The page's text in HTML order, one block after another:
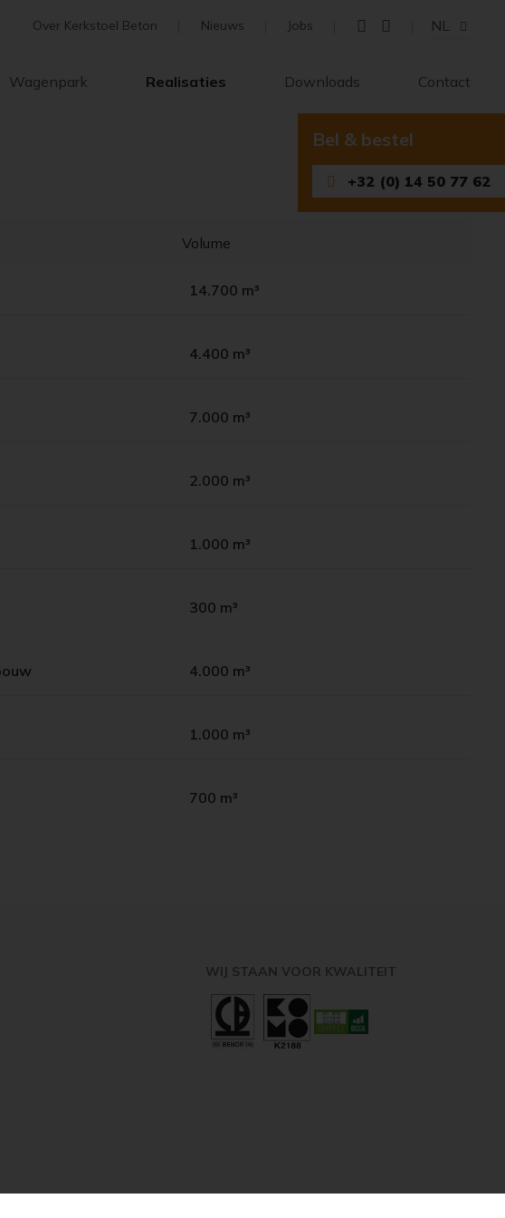
Over Kerkstoel Beton Nieuws Jobs NL
Wagenpark Realisaties Downloads Contact
Bel & bestel
+32 (0) 14 50 77 62
Volume
14.700 m³
4.400 m³
7.000 m³
2.000 m³
1.000 m³
300 m³
4.000 m³
1.000 m³
700 m³
WIJ STAAN VOOR KWALITEIT